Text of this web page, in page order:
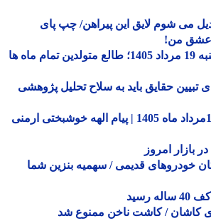
می شوم لایق این پیراهن/ چپ پای
من!
فال حافظ فردا دوشنبه 19 مرداد 1405؛ طالع متولدین تمام ماه ها
حقایق باید به سلاح تحلیل پژوهشی
فال ارمنی دوشنبه 19مرداد ماه 1405 | پیام الهه خوشبختی ارمنی
امروز
قدیمی / سهمیه بنزین شما
/ کاشت ناخن ممنوع شد